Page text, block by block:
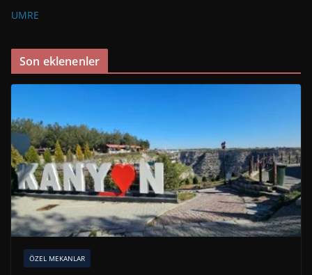
UMRE
Son eklenenler
ÖZEL MEKANLAR